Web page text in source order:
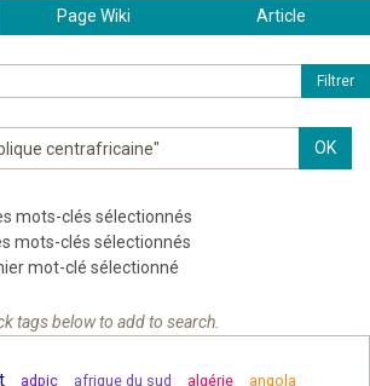
Page Wiki Article
mots-clés sélectionnés
mots-clés sélectionnés
mot-clé sélectionné
tags below to add to search.
adpic afrique du sud algérie angola